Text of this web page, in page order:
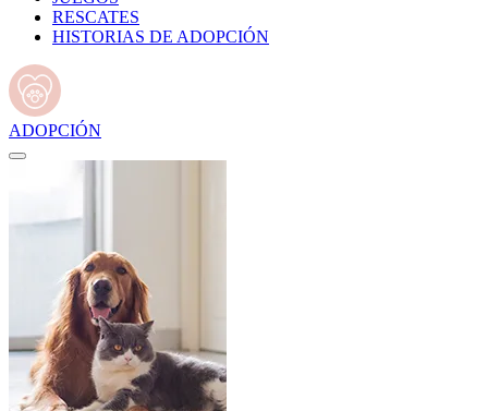
RESCATES
HISTORIAS DE ADOPCIÓN
ADOPCIÓN